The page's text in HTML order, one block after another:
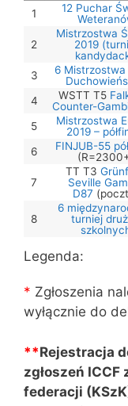
1
12 Puchar
2
Mistrzostwa
2019
3
6 Mistrzostwa
4
WSTT T5
Counter-
5
Mistrzostwa
2019 –
6
FINJUB-55
7
TT T3
Seville
D87
8
6
turniej
Legenda:
* Zgłoszenia
wyłącznie do
**Rejestracja
zgłoszeń
federacji